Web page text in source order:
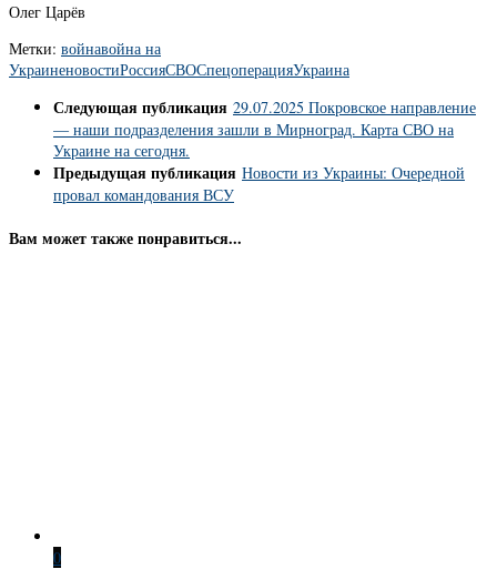
Олег Царёв
Метки: войнавойна на
УкраиненовостиРоссияСВОСпецоперацияУкраина
Следующая публикация 29.07.2025 Покровское направление
— наши подразделения зашли в Мирноград. Карта СВО на
Украине на сегодня.
Предыдущая публикация Новости из Украины: Очередной
провал командования ВСУ
Вам может также понравиться...
0